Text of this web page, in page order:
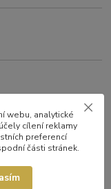
webu, analytické
cílení reklamy
preferencí
části stránek.